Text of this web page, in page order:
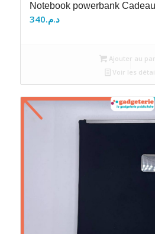
Notebook powerbank Cadeau
د.م.340
Ajouter au
Voir les